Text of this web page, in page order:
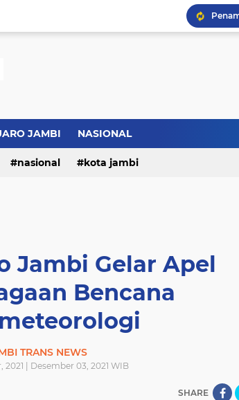
JAMBI NASIONAL
nasional kota jambi
Jambi Gelar Apel
Bencana
TRANS NEWS
2021 | Desember 03, 2021 WIB
SHARE